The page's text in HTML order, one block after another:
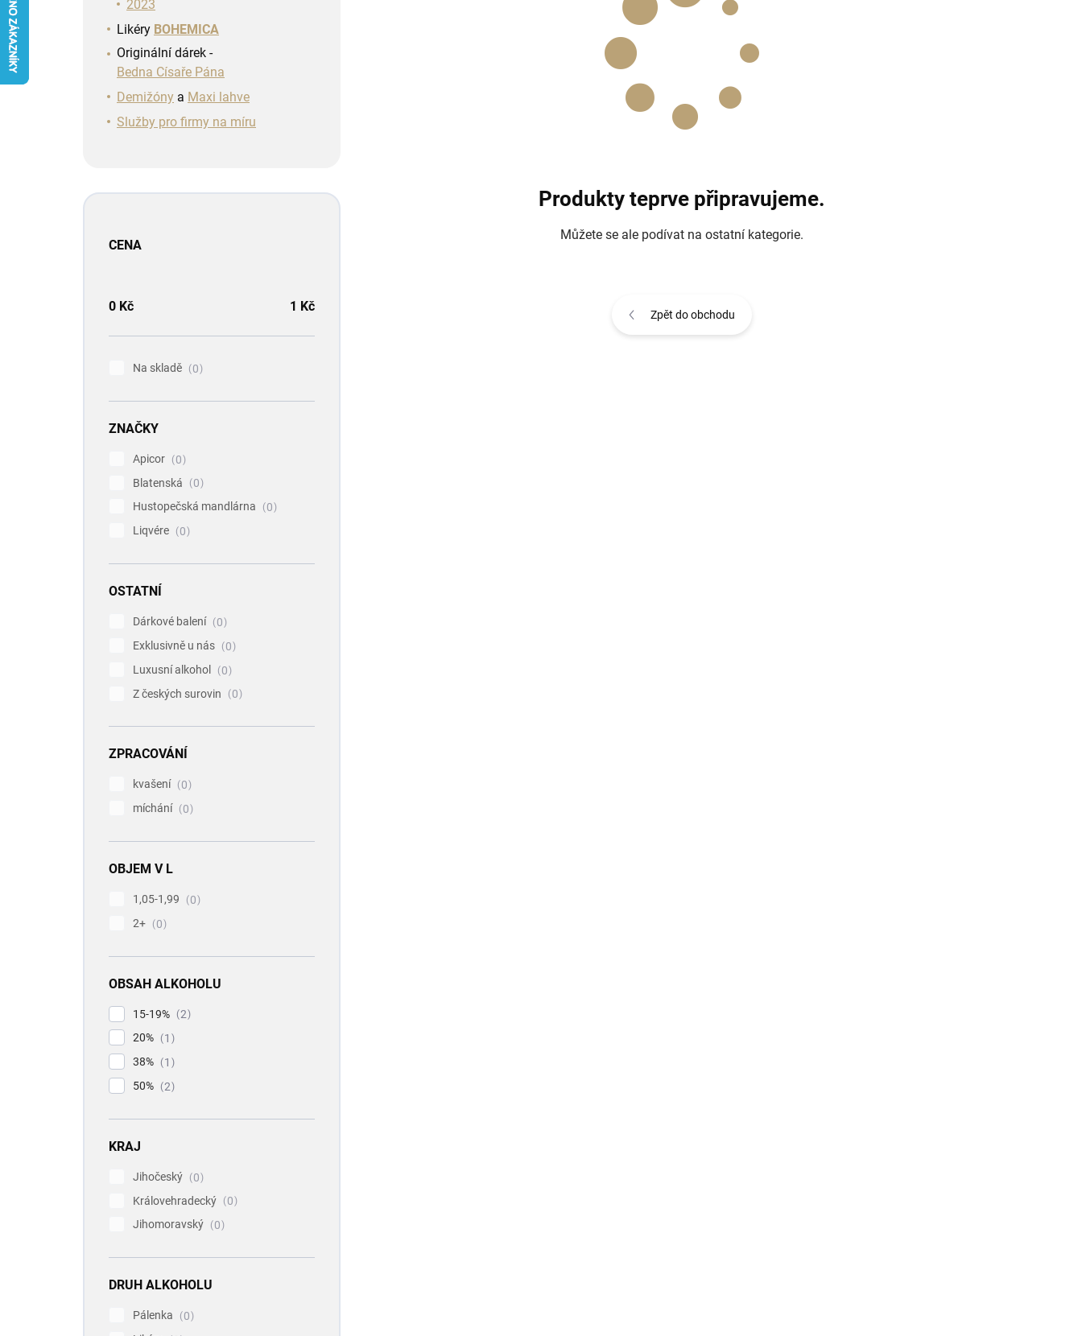
2023
Likéry BOHEMICA
Originální dárek -
Bedna Císaře Pána
Demižóny a Maxi lahve
Služby pro firmy na míru
CENA
0 Kč 1 Kč
Na skladě 0
ZNAČKY
Apicor
0
Blatenská
0
Hustopečská mandlárna
0
Liqvére
0
OSTATNÍ
Dárkové balení
0
Exklusivně u nás
0
Luxusní alkohol
0
Z českých surovin
0
ZPRACOVÁNÍ
kvašení
0
míchání
0
OBJEM V L
1,05-1,99
0
2+
0
OBSAH ALKOHOLU
15-19%
2
20%
1
38%
1
50%
2
KRAJ
Jihočeský
0
Královehradecký
0
Jihomoravský
0
DRUH ALKOHOLU
Pálenka
0
Produkty teprve připravujeme.
Můžete se ale podívat na ostatní kategorie.
Zpět do obchodu